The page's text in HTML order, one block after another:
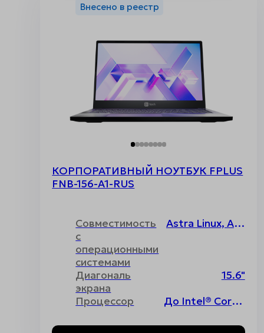
Внесено в реестр
КОРПОРАТИВНЫЙ НОУТБУК FPLUS
FNB-156-A1-RUS
Совместимость
с
операционными
системами
Astra Linux, ALT Linux, РОСА, РЕД ОС, Uncom, Основа, Windows, Без операционной системы
Диагональ
экрана
15.6"
Процессор
До Intel® Core™ i7 12th Gen